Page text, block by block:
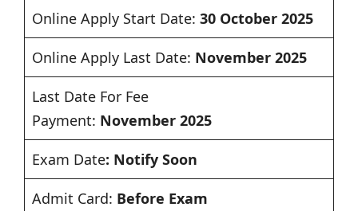
Online Apply Start Date: 30 October 2025
Online Apply Last Date: November 2025
Last Date For Fee
Payment: November 2025
Exam Date: Notify Soon
Admit Card: Before Exam